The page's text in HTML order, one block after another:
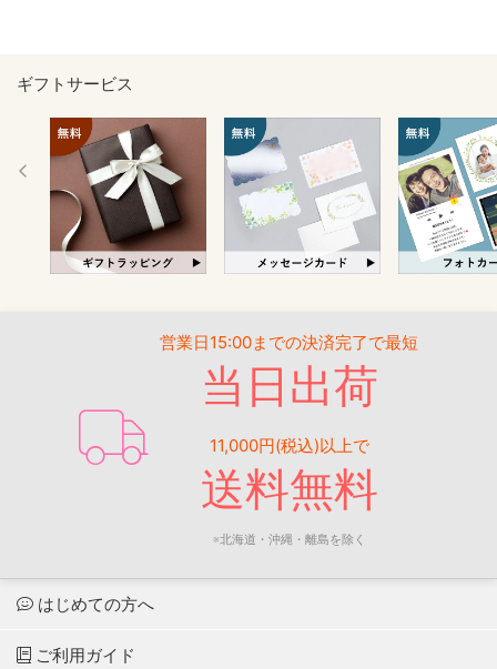
ギフトサービス
営業日15:00までの決済完了で最短
当日出荷
11,000円(税込)以上で
送料無料
※北海道・沖縄・離島を除く
はじめての方へ
ご利用ガイド